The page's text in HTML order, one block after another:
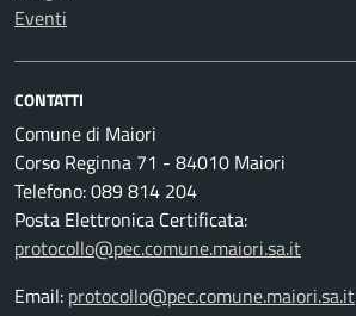
Eventi
CONTATTI
Comune di Maiori
Corso Reginna 71 - 84010 Maiori
Telefono: 089 814 204
Posta Elettronica Certificata:
protocollo@pec.comune.maiori.sa.it
Email: protocollo@pec.comune.maiori.sa.it